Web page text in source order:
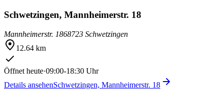
Schwetzingen, Mannheimerstr. 18
Mannheimerstr. 1868723 Schwetzingen
12.64 km
Öffnet heute·09:00-18:30 Uhr
Details ansehenSchwetzingen, Mannheimerstr. 18